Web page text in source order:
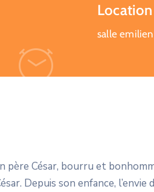
Location
salle
César, bourru et
Depuis son enfance, l’envie